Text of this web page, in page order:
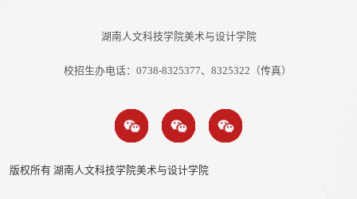
湖南人文科技学院美术与设计学院
校招生办电话：0738-8325377、8325322（传真）
版权所有 湖南人文科技学院美术与设计学院